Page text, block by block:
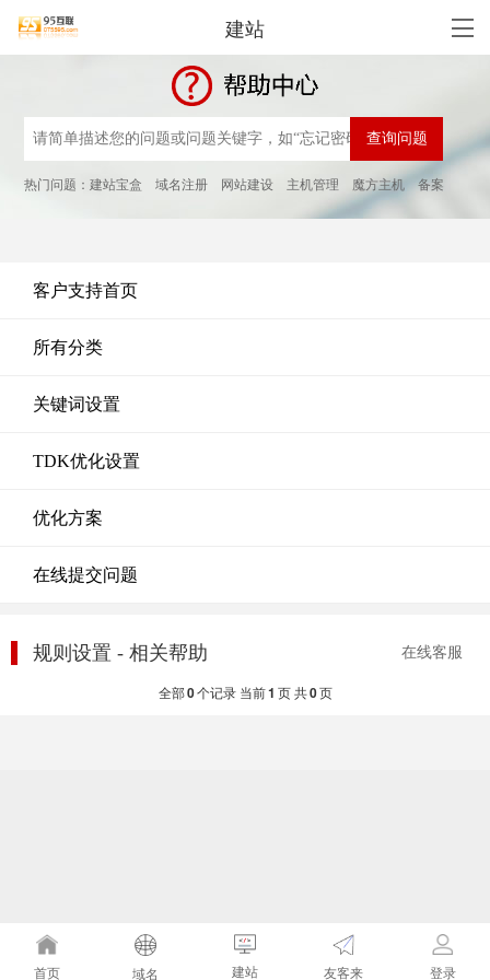
建站
热门问题：建站宝盒 域名注册 网站建设 主机管理 魔方主机 备案
客户支持首页
所有分类
关键词设置
TDK优化设置
优化方案
在线提交问题
规则设置 - 相关帮助 在线客服
全部0个记录 当前1 页 共0页
首页 域名 建站 友客来 登录